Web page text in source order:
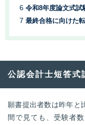
令和8年度論文式試
最終合格に向けた
公認会計士短答式
願書提出者数は昨年と
間で見ても、受験者